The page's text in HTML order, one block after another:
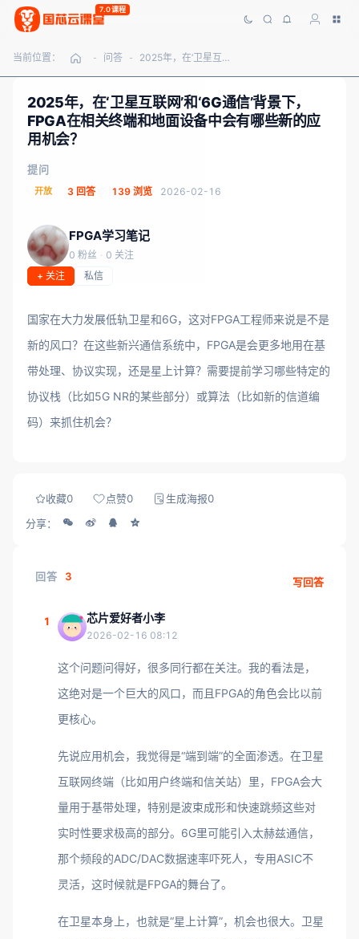
7.0课程
当前位置： - 问答 - 2025年，在‘卫星互联网’和‘6G通信’背景下，FPGA在相关终端和地面设备中会有哪些新的应用机会？
2025年，在‘卫星互联网’和‘6G通信’背景下，
FPGA在相关终端和地面设备中会有哪些新的应
用机会？
提问
开放 3 回答 139 浏览 2026-02-16
FPGA学习笔记
0 粉丝 · 0 关注
+ 关注
私信
国家在大力发展低轨卫星和6G，这对FPGA工程师来说是不是
新的风口？在这些新兴通信系统中，FPGA是会更多地用在基
带处理、协议实现，还是星上计算？需要提前学习哪些特定的
协议栈（比如5G NR的某些部分）或算法（比如新的信道编
码）来抓住机会？
收藏0 点赞0 生成海报0
分享：
回答 3 写回答
1 芯片爱好者小李
2026-02-16 08:12
这个问题问得好，很多同行都在关注。我的看法是，
这绝对是一个巨大的风口，而且FPGA的角色会比以前
更核心。
先说应用机会，我觉得是“端到端”的全面渗透。在卫星
互联网终端（比如用户终端和信关站）里，FPGA会大
量用于基带处理，特别是波束成形和快速跳频这些对
实时性要求极高的部分。6G里可能引入太赫兹通信，
那个频段的ADC/DAC数据速率吓死人，专用ASIC不
灵活，这时候就是FPGA的舞台了。
在卫星本身上，也就是“星上计算”，机会也很大。卫星